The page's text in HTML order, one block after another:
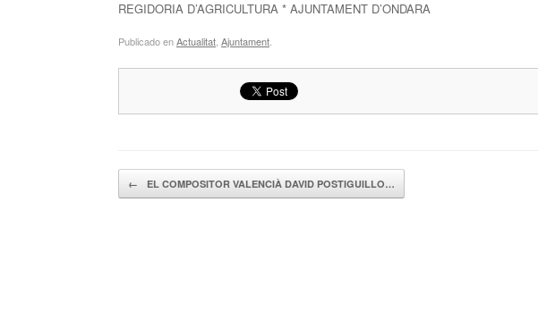
REGIDORIA D’AGRICULTURA * AJUNTAMENT D’ONDARA
Publicado enActualitat Ajuntament
Navegador de artículos
← EL COMPOSITOR VALENCIÀ DAVID POSTIGUILLO…